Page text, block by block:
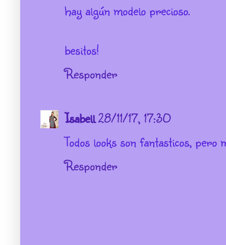
hay algún modelo precioso.
besitos!
Responder
Isabell28/11/17, 17:30
Todos looks son fantasticos, pero
Responder